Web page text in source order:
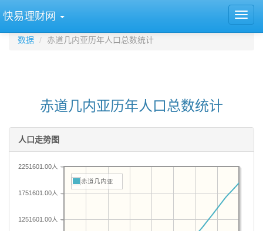
快易理财网
数据 赤道几内亚历年人口总数统计
赤道几内亚历年人口总数统计
人口走势图
1251601.00人
1751601.00人
2251601.00人
赤道几内亚